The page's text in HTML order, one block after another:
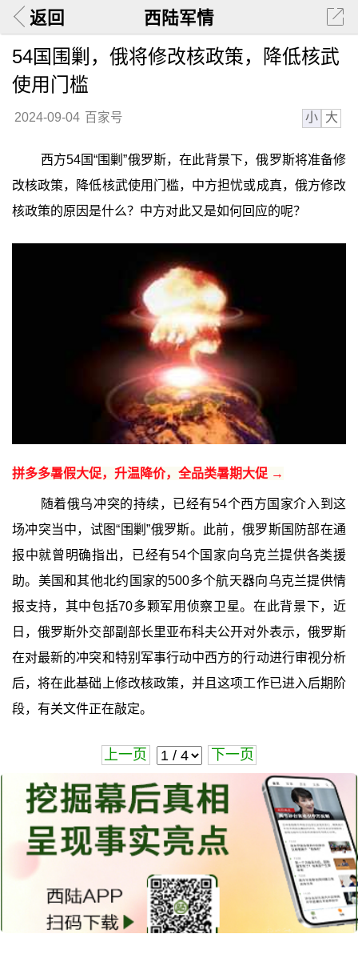
返回 西陆军情
54国围剿，俄将修改核政策，降低核武
使用门槛
2024-09-04 百家号 小 大
西方54国“围剿”俄罗斯，在此背景下，俄罗斯将准备修
改核政策，降低核武使用门槛，中方担忧或成真，俄方修改
核政策的原因是什么？中方对此又是如何回应的呢？
拼多多暑假大促，升温降价，全品类暑期大促 →
随着俄乌冲突的持续，已经有54个西方国家介入到这
场冲突当中，试图“围剿”俄罗斯。此前，俄罗斯国防部在通
报中就曾明确指出，已经有54个国家向乌克兰提供各类援
助。美国和其他北约国家的500多个航天器向乌克兰提供情
报支持，其中包括70多颗军用侦察卫星。在此背景下，近
日，俄罗斯外交部副部长里亚布科夫公开对外表示，俄罗斯
在对最新的冲突和特别军事行动中西方的行动进行审视分析
后，将在此基础上修改核政策，并且这项工作已进入后期阶
段，有关文件正在敲定。
上一页 下一页